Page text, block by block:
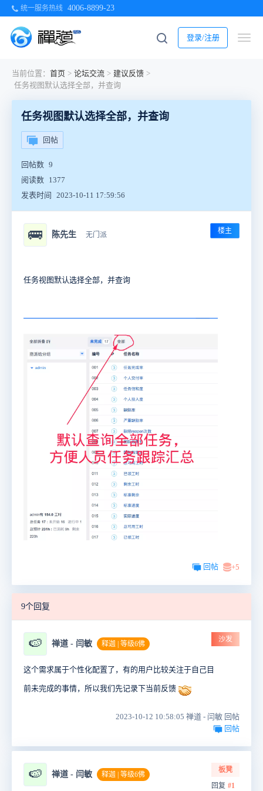
统一服务热线 4006-8899-23
登录/注册
当前位置： 首页 > 论坛交流 > 建议反馈 >
任务视图默认选择全部，并查询
任务视图默认选择全部，并查询
回帖
回帖数 9
阅读数 1377
发表时间
2023-10-11 17:59:56
🚌 陈先生 无门派 楼主
任务视图默认选择全部，并查询
回帖 +5
9个回复
🍉 禅道 - 闫敏 释迦 | 等级6佛
沙发
这个需求属于个性化配置了，有的用户比较关注于自己目
前未完成的事情，所以我们先记录下当前反馈
2023-10-12 10:58:05 禅道 - 闫敏 回帖
回帖
🍉 禅道 - 闫敏 释迦 | 等级6佛
板凳
回复 #1